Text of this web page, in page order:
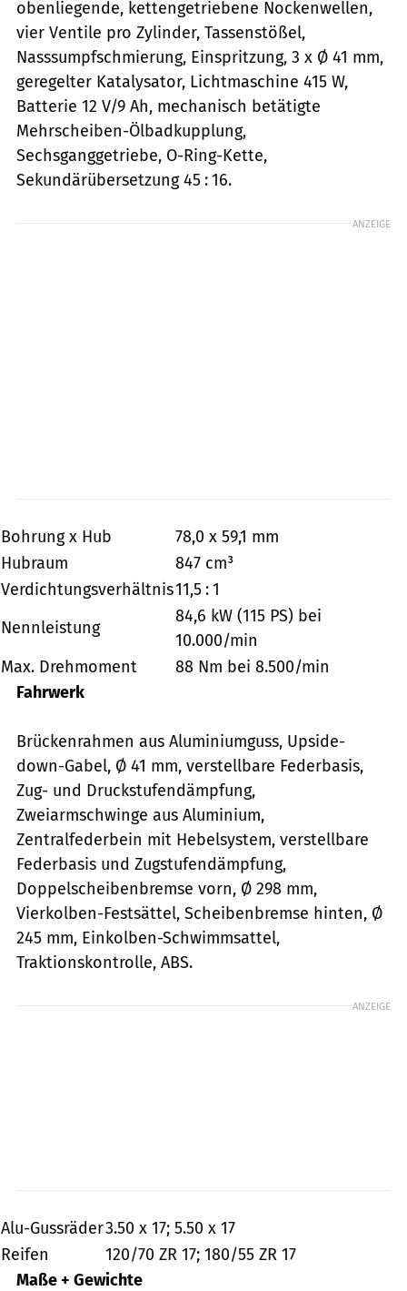
obenliegende, kettengetriebene Nockenwellen,
vier Ventile pro Zylinder, Tassenstößel,
Nasssumpfschmierung, Einspritzung, 3 x Ø 41 mm,
geregelter Katalysator, Lichtmaschine 415 W,
Batterie 12 V/9 Ah, mechanisch betätigte
Mehrscheiben-Ölbadkupplung,
Sechsganggetriebe, O-Ring-Kette,
Sekundärübersetzung 45 : 16.
ANZEIGE
Bohrung x Hub
78,0 x 59,1 mm
Hubraum
847 cm³
Verdichtungsverhältnis11,5 : 1
Nennleistung
84,6 kW (115 PS) bei
10.000/min
Max. Drehmoment
88 Nm bei 8.500/min
Fahrwerk
Brückenrahmen aus Aluminiumguss, Upside-
down-Gabel, Ø 41 mm, verstellbare Federbasis,
Zug- und Druckstufendämpfung,
Zweiarmschwinge aus Aluminium,
Zentralfederbein mit Hebelsystem, verstellbare
Federbasis und Zugstufendämpfung,
Doppelscheibenbremse vorn, Ø 298 mm,
Vierkolben-Festsättel, Scheibenbremse hinten, Ø
245 mm, Einkolben-Schwimmsattel,
Traktionskontrolle, ABS.
ANZEIGE
Alu-Gussräder3.50 x 17; 5.50 x 17
Reifen
120/70 ZR 17; 180/55 ZR 17
Maße + Gewichte